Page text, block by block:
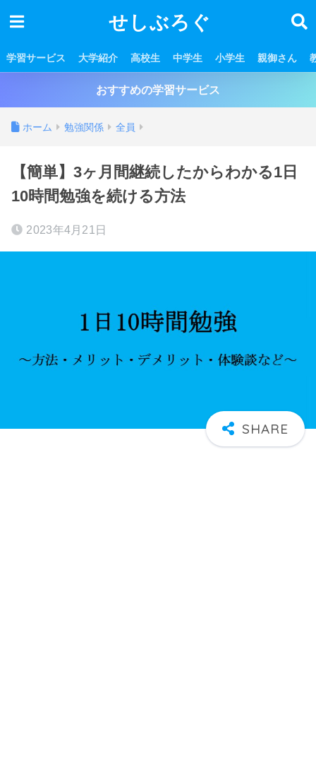
せしぶろぐ
学習サービス 大学紹介 高校生 中学生 小学生 親御さん
おすすめの学習サービス
ホーム 勉強関係 全員
【簡単】3ヶ月間継続したからわかる1日
10時間勉強を続ける方法
2023年4月21日